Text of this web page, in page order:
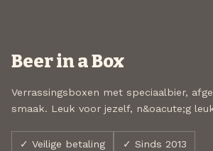
Beer in a Box
Verrassingsboxen met speciaalbier,
smaak. Leuk voor jezelf, n&oacute;g
✓ Veilige betaling ✓ Sinds 2013